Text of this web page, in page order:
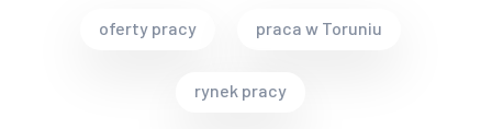
oferty pracy praca w Toruniu
rynek pracy